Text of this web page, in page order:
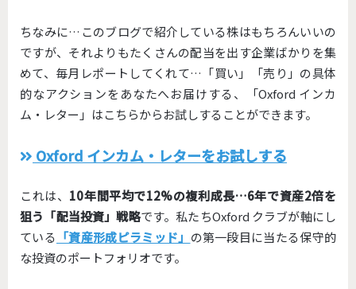
ちなみに…このブログで紹介している株はもちろんいいの
ですが、それよりもたくさんの配当を出す企業ばかりを集
めて、毎月レポートしてくれて…「買い」「売り」の具体
的なアクションをあなたへお届けする、「Oxford インカ
ム・レター」はこちらからお試しすることができます。
Oxford インカム・レターをお試しする
これは、 10年間平均で12%の複利成長…6年で資産2倍を
狙う「配当投資」戦略です。私たちOxford クラブが軸にし
ている 「資産形成ピラミッド」 の第一段目に当たる保守的
な投資のポートフォリオです。